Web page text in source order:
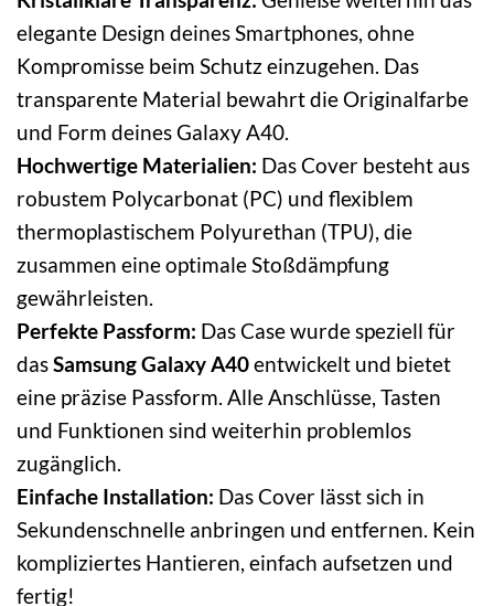
elegante Design deines Smartphones, ohne
Kompromisse beim Schutz einzugehen. Das
transparente Material bewahrt die Originalfarbe
und Form deines Galaxy A40.
Hochwertige Materialien: Das Cover besteht aus
robustem Polycarbonat (PC) und flexiblem
thermoplastischem Polyurethan (TPU), die
zusammen eine optimale Stoßdämpfung
gewährleisten.
Perfekte Passform: Das Case wurde speziell für
dasSamsung Galaxy A40entwickelt und bietet
eine präzise Passform. Alle Anschlüsse, Tasten
und Funktionen sind weiterhin problemlos
zugänglich.
Einfache Installation: Das Cover lässt sich in
Sekundenschnelle anbringen und entfernen. Kein
kompliziertes Hantieren, einfach aufsetzen und
fertig!